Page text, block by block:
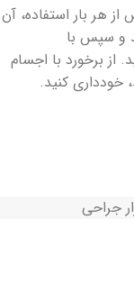
هر بار استفاده، آن
و سپس با
از برخورد با اجسام
کنید.
جراحی